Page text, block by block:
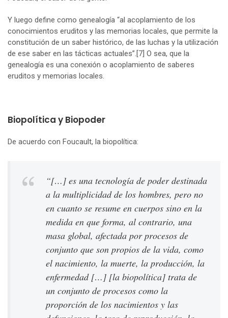
Y luego define como genealogía “al acoplamiento de los
conocimientos eruditos y las memorias locales, que permite la
constitución de un saber histórico, de las luchas y la utilización
de ese saber en las tácticas actuales”.[7] O sea, que la
genealogía es una conexión o acoplamiento de saberes
eruditos y memorias locales.
Biopolítica y Biopoder
De acuerdo con Foucault, la biopolítica:
“[…] es una tecnología de poder destinada
a la multiplicidad de los hombres, pero no
en cuanto se resume en cuerpos sino en la
medida en que forma, al contrario, una
masa global, afectada por procesos de
conjunto que son propios de la vida, como
el nacimiento, la muerte, la producción, la
enfermedad […] [la biopolítica] trata de
un conjunto de procesos como la
proporción de los nacimientos y las